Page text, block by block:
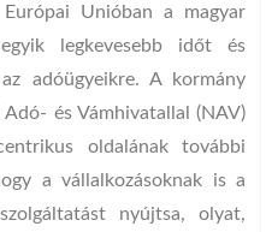
Unióban a magyar
legkevesebb időt és
adóügyeikre. A kormány
és Vámhivatallal (NAV)
oldalának további
a vállalkozásoknak is a
nyújtsa, olyat,